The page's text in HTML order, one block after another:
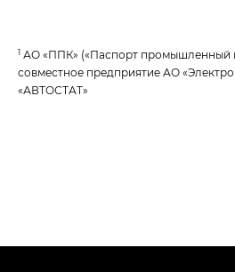
1 АО «ППК» («Паспорт промышленный
совместное предприятие АО
«АВТОСТАТ»